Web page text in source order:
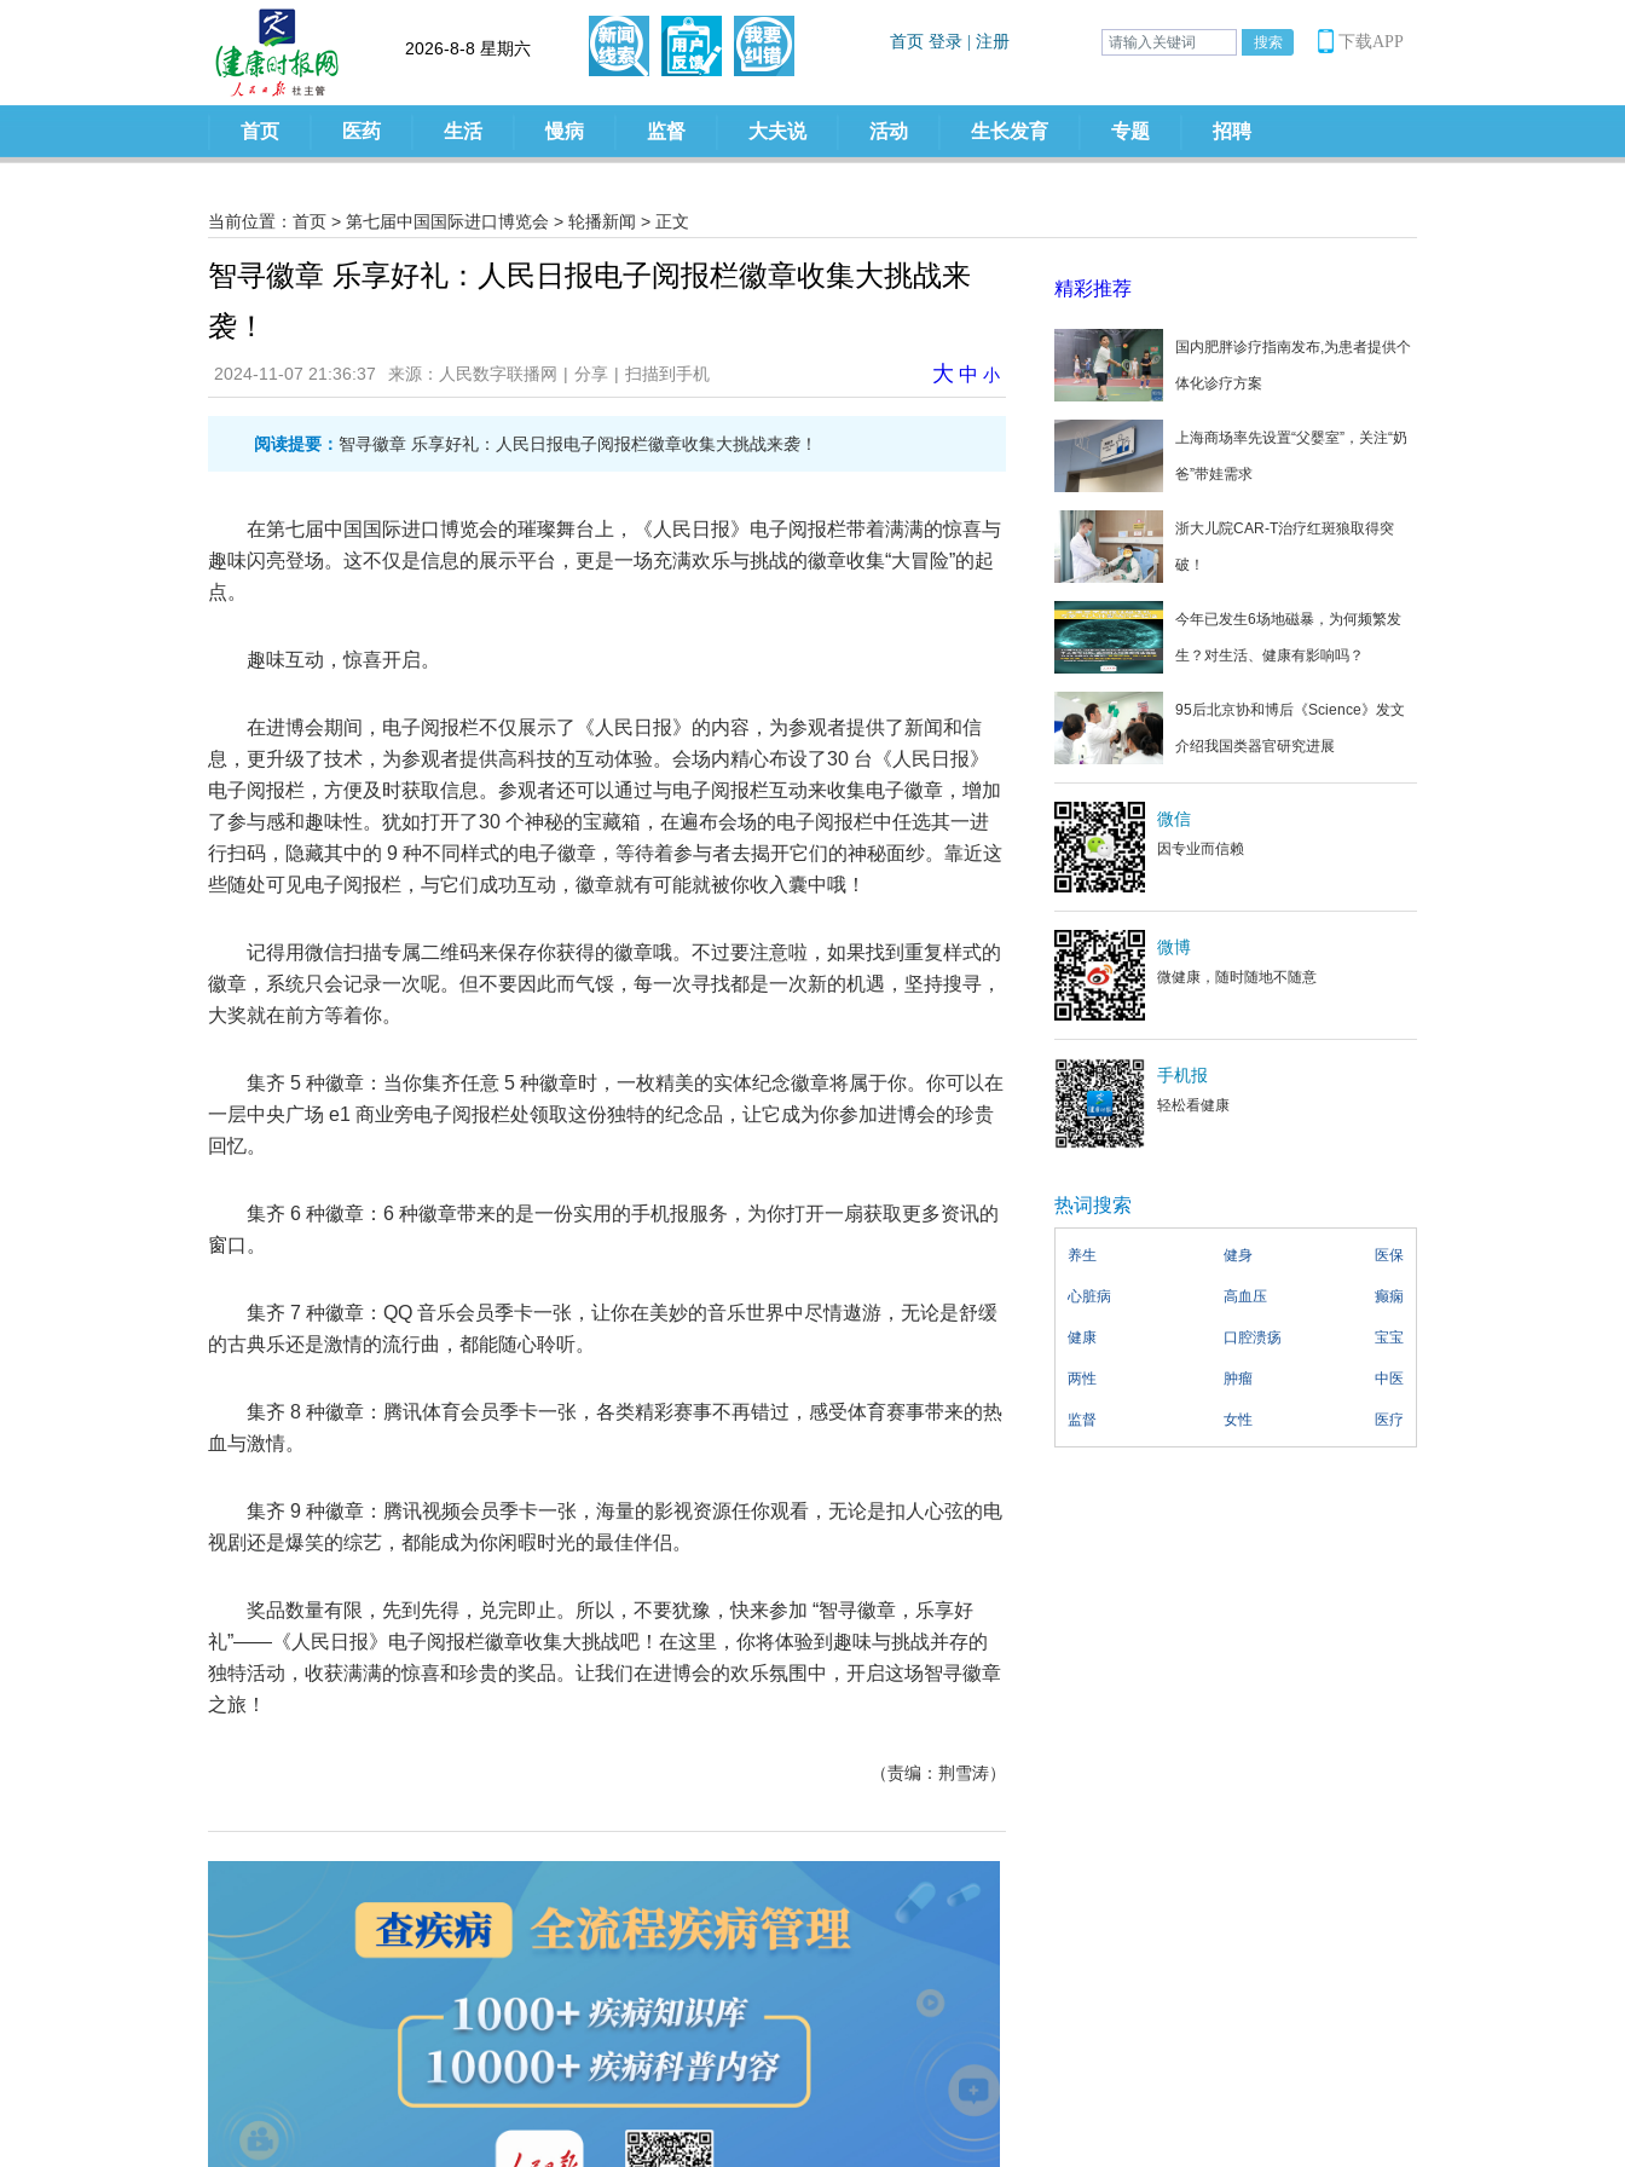
2026-8-8 星期六 下载APP
首页 医药 生活 慢病 监督 大夫说 活动 生长发育 专题 招聘
当前位置： 首页 > 第七届中国国际进口博览会 > 轮播新闻 > 正文
智寻徽章 乐享好礼：人民日报电子阅报栏徽章收集大挑战来
袭！
2024-11-07 21:36:37 来源：人民数字联播网 | 分享 | 扫描到手机 大 中 小
阅读提要： 智寻徽章 乐享好礼：人民日报电子阅报栏徽章收集大挑战来袭！
在第七届中国国际进口博览会的璀璨舞台上，《人民日报》电子阅报栏带着满满的惊喜与
趣味闪亮登场。这不仅是信息的展示平台，更是一场充满欢乐与挑战的徽章收集“大冒险”的起
点。
趣味互动，惊喜开启。
在进博会期间，电子阅报栏不仅展示了《人民日报》的内容，为参观者提供了新闻和信
息，更升级了技术，为参观者提供高科技的互动体验。会场内精心布设了30 台《人民日报》
电子阅报栏，方便及时获取信息。参观者还可以通过与电子阅报栏互动来收集电子徽章，增加
了参与感和趣味性。犹如打开了30 个神秘的宝藏箱，在遍布会场的电子阅报栏中任选其一进
行扫码，隐藏其中的 9 种不同样式的电子徽章，等待着参与者去揭开它们的神秘面纱。靠近这
些随处可见电子阅报栏，与它们成功互动，徽章就有可能就被你收入囊中哦！
记得用微信扫描专属二维码来保存你获得的徽章哦。不过要注意啦，如果找到重复样式的
徽章，系统只会记录一次呢。但不要因此而气馁，每一次寻找都是一次新的机遇，坚持搜寻，
大奖就在前方等着你。
集齐 5 种徽章：当你集齐任意 5 种徽章时，一枚精美的实体纪念徽章将属于你。你可以在
一层中央广场 e1 商业旁电子阅报栏处领取这份独特的纪念品，让它成为你参加进博会的珍贵
回忆。
集齐 6 种徽章：6 种徽章带来的是一份实用的手机报服务，为你打开一扇获取更多资讯的
窗口。
集齐 7 种徽章：QQ 音乐会员季卡一张，让你在美妙的音乐世界中尽情遨游，无论是舒缓
的古典乐还是激情的流行曲，都能随心聆听。
集齐 8 种徽章：腾讯体育会员季卡一张，各类精彩赛事不再错过，感受体育赛事带来的热
血与激情。
集齐 9 种徽章：腾讯视频会员季卡一张，海量的影视资源任你观看，无论是扣人心弦的电
视剧还是爆笑的综艺，都能成为你闲暇时光的最佳伴侣。
奖品数量有限，先到先得，兑完即止。所以，不要犹豫，快来参加 “智寻徽章，乐享好
礼”——《人民日报》电子阅报栏徽章收集大挑战吧！在这里，你将体验到趣味与挑战并存的
独特活动，收获满满的惊喜和珍贵的奖品。让我们在进博会的欢乐氛围中，开启这场智寻徽章
之旅！
（责编：荆雪涛）
精彩推荐
国内肥胖诊疗指南发布,为患者提供个
体化诊疗方案
上海商场率先设置“父婴室”，关注“奶
爸”带娃需求
浙大儿院CAR-T治疗红斑狼取得突
破！
今年已发生6场地磁暴，为何频繁发
生？对生活、健康有影响吗？
95后北京协和博后《Science》发文
介绍我国类器官研究进展
微信
因专业而信赖
微博
微健康，随时随地不随意
手机报
轻松看健康
热词搜索
养生 健身 医保
心脏病 高血压 癫痫
健康 口腔溃疡 宝宝
两性 肿瘤 中医
监督 女性 医疗